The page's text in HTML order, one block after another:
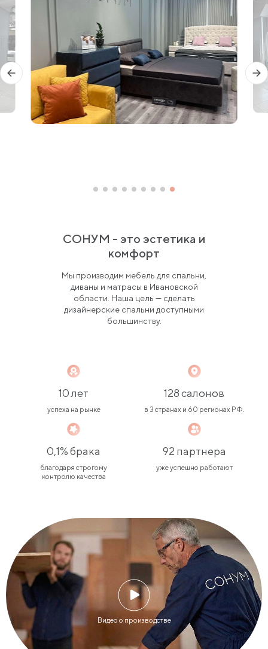
СОНУМ - это эстетика и
комфорт
Мы производим мебель для спальни,
диваны и матрасы в Ивановской
области. Наша цель — сделать
дизайнерские спальни доступными
большинству.
10 лет
успеха на рынке
128 салонов
в 3 странах и 60 регионах РФ.
0,1% брака
благодаря строгому
контролю качества
92 партнера
уже успешно работают
Видео о производстве